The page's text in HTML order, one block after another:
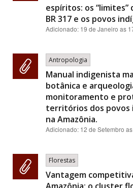
espíritos: os
BR 317 e os povos
Adicionado: 19 de Janeiro as
Antropologia
Manual indigenista
botânica e
monitoramento e
territórios dos povos
na Amazônia.
Adicionado: 12 de Setembro
Florestas
Vantagem